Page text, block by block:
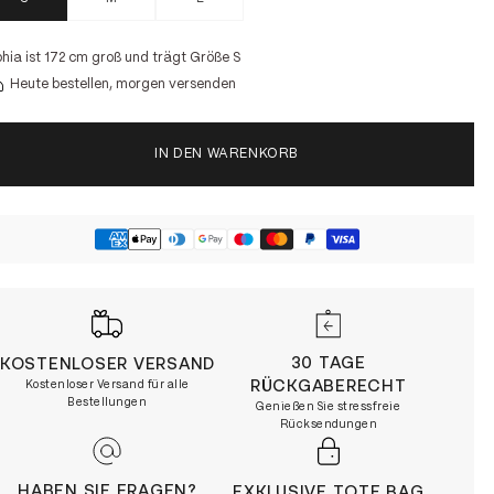
ist 172 cm groß und trägt Größe S
Heute bestellen, morgen versenden
IN DEN WARENKORB
KOSTENLOSER VERSAND
Kostenloser Versand für alle
Bestellungen
30 TAGE
RÜCKGABERECHT
Genießen Sie stressfreie
Rücksendungen